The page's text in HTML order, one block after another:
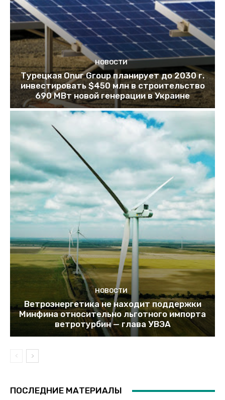
НОВОСТИ
Турецкая Onur Group планирует до 2030 г.
инвестировать $450 млн в строительство
690 МВт новой генерации в Украине
НОВОСТИ
Ветроэнергетика не находит поддержки
Минфина относительно льготного импорта
ветротурбин — глава УВЭА
ПОСЛЕДНИЕ МАТЕРИАЛЫ